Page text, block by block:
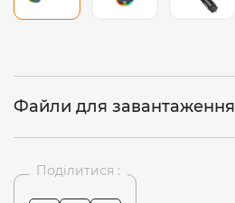
Файли для завантаження
Поділитися :